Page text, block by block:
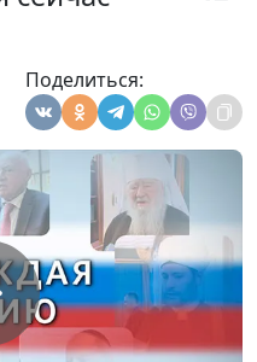
Поделиться:
внешних церковных
Московского
Блаженов,
руководителя
политики и
связей
Москвы, начальник